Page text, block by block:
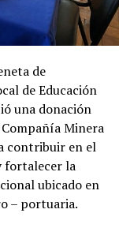
de
de Educación
una donación
Minera
contribuir en el
fortalecer la
ubicado en
– portuaria.